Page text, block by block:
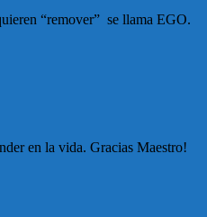
“remover” se llama EGO.
en la vida. Gracias Maestro!